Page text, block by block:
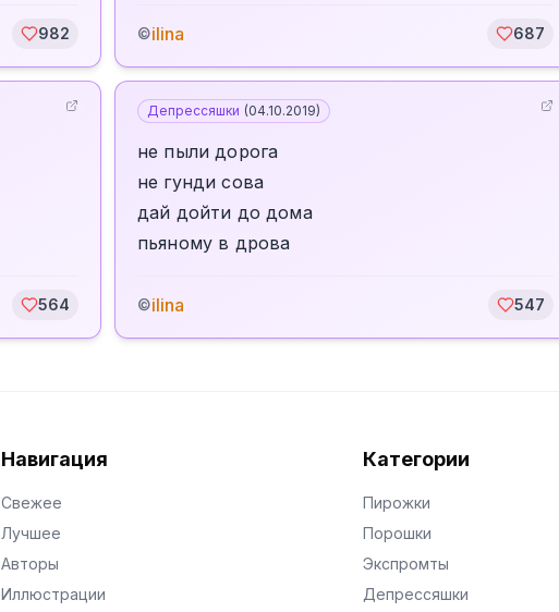
982 ©ilina 687
564
Депрессяшки (04.10.2019)
не пыли дорога
не гунди сова
дай дойти до дома
пьяному в дрова
©ilina 547
Навигация
Свежее
Лучшее
Авторы
Иллюстрации
Категории
Пирожки
Порошки
Экспромты
Депрессяшки